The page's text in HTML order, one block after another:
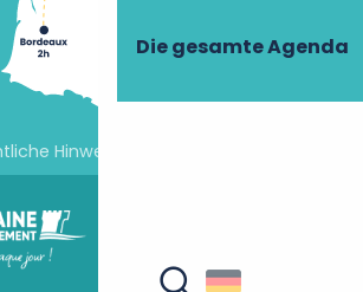
Die gesamte Agenda
Hinweise